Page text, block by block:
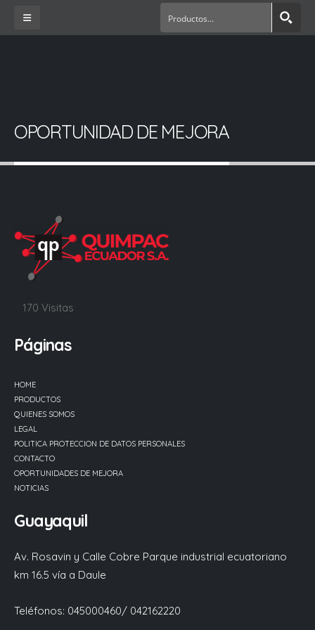
OPORTUNIDAD DE MEJORA
170 Visitas
Páginas
HOME
PRODUCTOS
QUIENES SOMOS
LEGAL
POLITICA PROTECCION DE DATOS PERSONALES
CONTACTO
OPORTUNIDADES DE MEJORA
NOTICIAS
Guayaquil
Av. Rosavin y Calle Cobre Parque industrial ecuatoriano
km 16.5 vía a Daule
Teléfonos: 045000460/ 042162220